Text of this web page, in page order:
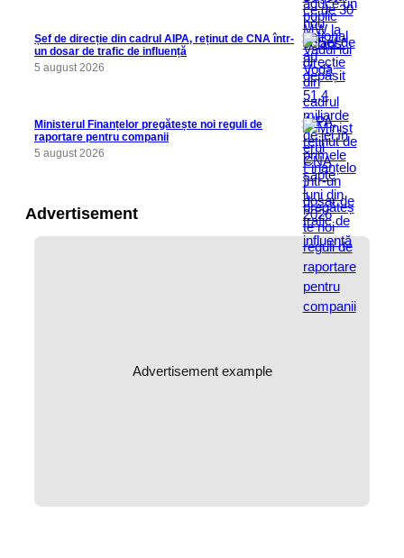
Șef de direcție din cadrul AIPA, reținut de CNA într-
un dosar de trafic de influență
5 august 2026
Ministerul Finanțelor pregătește noi reguli de
raportare pentru companii
5 august 2026
Advertisement
Advertisement example